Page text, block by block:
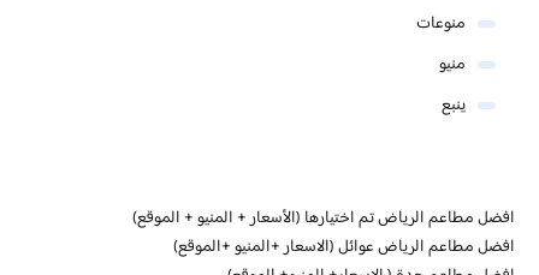
منوعات
منيو
ينبع
افضل مطاعم الرياض تم اختيارها (الأسعار + المنيو + الموقع)
افضل مطاعم الرياض عوائل (الاسعار +المنيو +الموقع)